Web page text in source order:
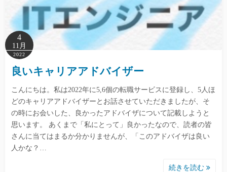
4
11月
2022
良いキャリアアドバイザー
こんにちは。私は2022年に5,6個の転職サービスに登録し、5人ほ
どのキャリアアドバイザーとお話させていただきましたが、そ
の時にお会いした、良かったアドバイザについて記載しようと
思います。 あくまで「私にとって」良かったなので、読者の皆
さんに当てはまるか分かりませんが、「このアドバイザは良い
人かな？…
続きを読む